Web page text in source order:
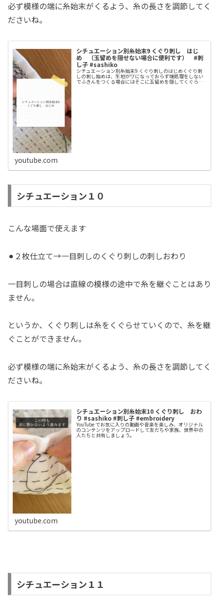
必ず模様の端に糸始末がくるよう、糸の長さを調節してく
ださいね。
シチュエーション別糸始末9 くぐり刺し はじ
め （玉留めを隠せない場合に便利です） #刺
し子 #sashiko
シチュエーション別糸始末9 くぐり刺しのはじめくぐり刺
しの刺し始めは、生地がワになっておらず端処理をしない
でふきんをつくる場合にはそこに玉留めを隠してくぐらせ
る方法が一番簡単かもしれません。なので、今回ものすご
youtube.com
シチュエーション１０
こんな場面で使えます
⚫︎２枚仕立て→一目刺しのくぐり刺しの刺しおわり
一目刺しの場合は直線の模様の途中で糸を継ぐことはあり
ません。
というか、くぐり刺しは糸をくぐらせていくので、糸を継
ぐことができません。
必ず模様の端に糸始末がくるよう、糸の長さを調節してく
ださいね。
シチュエーション別糸始末10 くぐり刺し おわ
り #sashiko #刺し子 #embroidery
YouTube でお気に入りの動画や音楽を楽しみ、オリジナル
のコンテンツをアップロードして友だちや家族、世界中の
人たちと共有しましょう。
youtube.com
シチュエーション１１